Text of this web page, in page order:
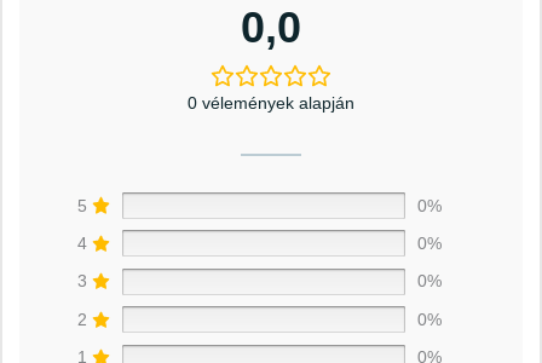
0,0
0 vélemények alapján
5
0%
4
0%
3
0%
2
0%
1
0%